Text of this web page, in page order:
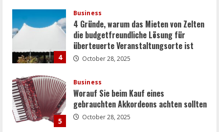
5
Worauf Sie beim Kauf eines
gebrauchten Akkordeons achten sollten
1
Geschäft
Entscheidende Faktoren beim Kamera
Ankauf
July 30, 2026